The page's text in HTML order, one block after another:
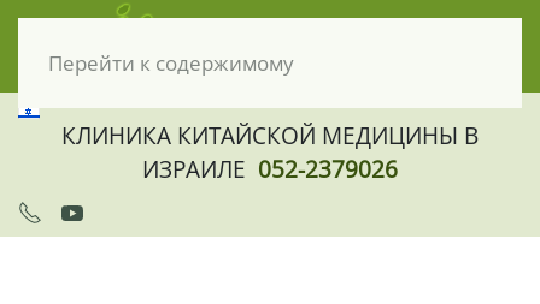
Перейти к содержимому
КЛИНИКА КИТАЙСКОЙ МЕДИЦИНЫ В
ИЗРАИЛЕ 052-2379026